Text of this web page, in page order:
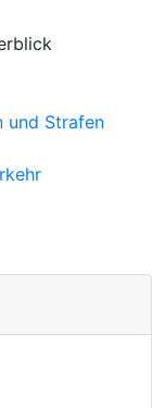
und Strafen